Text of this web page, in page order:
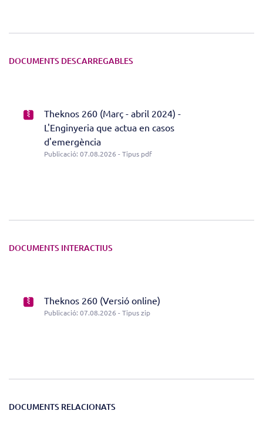
DOCUMENTS DESCARREGABLES
Theknos 260 (Març - abril 2024) -
L'Enginyeria que actua en casos
d'emergència
Publicació: 07.08.2026 - Tipus pdf
DOCUMENTS INTERACTIUS
Theknos 260 (Versió online)
Publicació: 07.08.2026 - Tipus zip
DOCUMENTS RELACIONATS